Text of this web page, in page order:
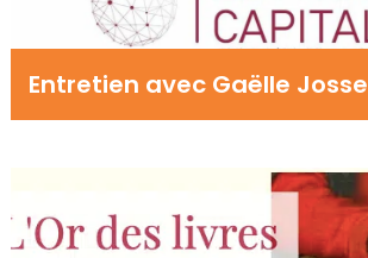
Entretien avec Gaëlle Josse